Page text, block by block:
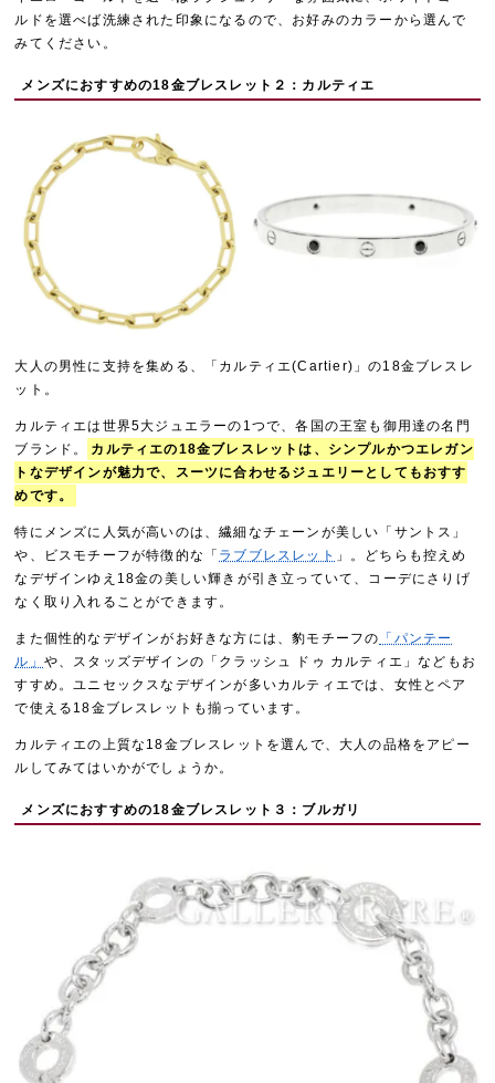
ルドを選べば洗練された印象になるので、お好みのカラーから選んで
みてください。
メンズにおすすめの18金ブレスレット２：カルティエ
大人の男性に支持を集める、「カルティエ(Cartier)」の18金ブレスレ
ット。
カルティエは世界5大ジュエラーの1つで、各国の王室も御用達の名門
ブランド。
カルティエの18金ブレスレットは、シンプルかつエレガン
トなデザインが魅力で、スーツに合わせるジュエリーとしてもおすす
めです。
特にメンズに人気が高いのは、繊細なチェーンが美しい「サントス」
や、ビスモチーフが特徴的な「 ラブブレスレット 」。どちらも控えめ
なデザインゆえ18金の美しい輝きが引き立っていて、コーデにさりげ
なく取り入れることができます。
また個性的なデザインがお好きな方には、豹モチーフの 「パンテー
ル」 や、スタッズデザインの「クラッシュ ドゥ カルティエ」などもお
すすめ。ユニセックスなデザインが多いカルティエでは、女性とペア
で使える18金ブレスレットも揃っています。
カルティエの上質な18金ブレスレットを選んで、大人の品格をアピー
ルしてみてはいかがでしょうか。
メンズにおすすめの18金ブレスレット３：ブルガリ